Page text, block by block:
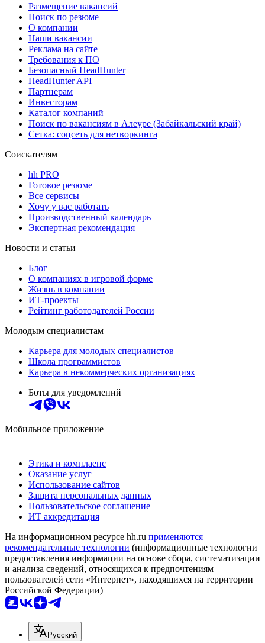
Размещение вакансий
Поиск по резюме
О компании
Наши вакансии
Реклама на сайте
Требования к ПО
Безопасный HeadHunter
HeadHunter API
Партнерам
Инвесторам
Каталог компаний
Поиск по вакансиям в Алеуре (Забайкальский край)
Сетка: соцсеть для нетворкинга
Соискателям
hh PRO
Готовое резюме
Все сервисы
Хочу у вас работать
Производственный календарь
Экспертная рекомендация
Новости и статьи
Блог
О компаниях в игровой форме
Жизнь в компании
ИТ-проекты
Рейтинг работодателей России
Молодым специалистам
Карьера для молодых специалистов
Школа программистов
Карьера в некоммерческих организациях
Боты для уведомлений
Мобильное приложение
Этика и комплаенс
Оказание услуг
Использование сайтов
Защита персональных данных
Пользовательское соглашение
ИТ аккредитация
На информационном ресурсе hh.ru применяются
рекомендательные технологии (информационные технологии
предоставления информации на основе сбора, систематизации
и анализа сведений, относящихся к предпочтениям
пользователей сети «Интернет», находящихся на территории
Российской Федерации)
Русский